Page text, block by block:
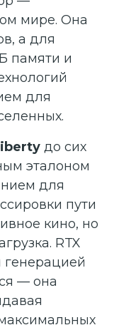
мире. Она
а для
памяти и
для
до сих
эталоном
для
пути
кино, но
RTX
генерацией
— она